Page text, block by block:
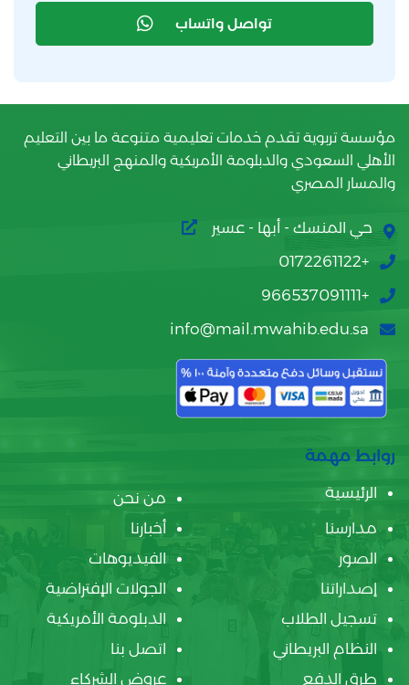
تواصل واتساب
مؤسسة تربوية تقدم خدمات تعليمية متنوعة ما بين التعليم
الأهلي السعودي والدبلومة الأمريكية والمنهج البريطاني
والمسار المصري
حي المنسك - أبها - عسير
+0172261122
+966537091111
info@mail.mwahib.edu.sa
روابط مهمة
الرئيسية
من نحن
مدارسنا
أخبارنا
الصور
الفيديوهات
إصداراتنا
الجولات الإفتراضية
تسجيل الطلاب
الدبلومة الأمريكية
النظام البريطاني
اتصل بنا
طرق الدفع
عروض الشركاء